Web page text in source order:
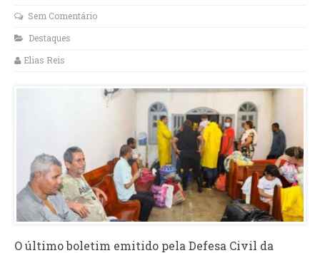
Sem Comentário
Destaques
Elias Reis
O último boletim emitido pela Defesa Civil da